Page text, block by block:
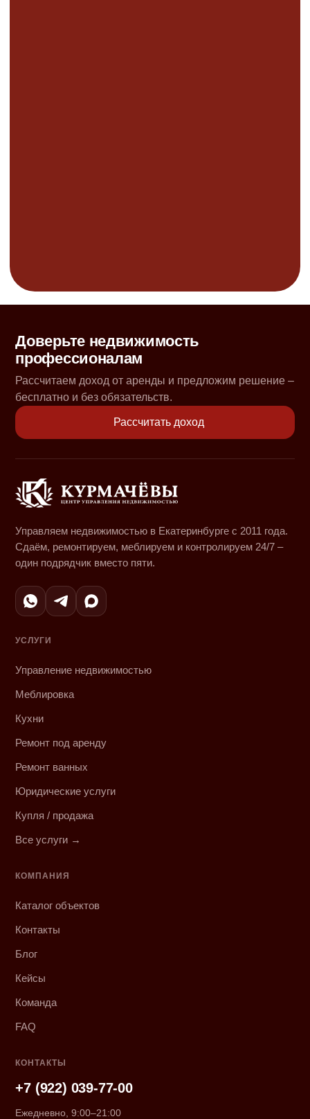
Доверьте недвижимость
профессионалам
Рассчитаем доход от аренды и предложим решение –
бесплатно и без обязательств.
Рассчитать доход
Управляем недвижимостью в Екатеринбурге с 2011 года.
Сдаём, ремонтируем, меблируем и контролируем 24/7 –
один подрядчик вместо пяти.
УСЛУГИ
Управление недвижимостью
Меблировка
Кухни
Ремонт под аренду
Ремонт ванных
Юридические услуги
Купля / продажа
Все услуги →
КОМПАНИЯ
Каталог объектов
Контакты
Блог
Кейсы
Команда
FAQ
КОНТАКТЫ
+7 (922) 039-77-00
Ежедневно, 9:00–21:00